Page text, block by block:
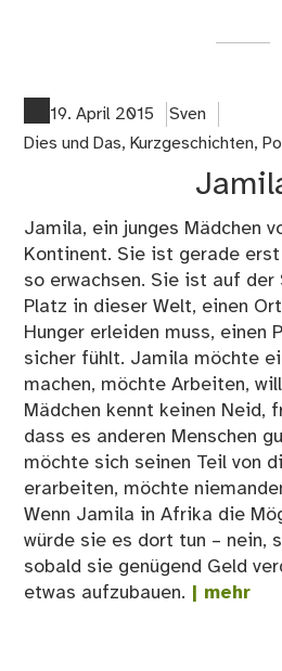
19. April 2015
Sven
Dies und Das, Kurzgeschichten,
Jamila, ein junges Mädchen
Kontinent. Sie ist gerade erst
so erwachsen. Sie ist auf der
Platz in dieser Welt, einen
Hunger erleiden muss, einen
sicher fühlt. Jamila möchte
machen, möchte Arbeiten,
Mädchen kennt keinen Neid,
dass es anderen Menschen
möchte sich seinen Teil von
erarbeiten, möchte
Wenn Jamila in Afrika die
würde sie es dort tun – nein,
sobald sie genügend Geld
etwas aufzubauen. | mehr